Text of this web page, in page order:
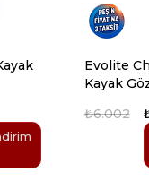
Evolite
Kayak
₺6.002